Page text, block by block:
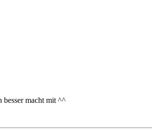
besser macht mit ^^